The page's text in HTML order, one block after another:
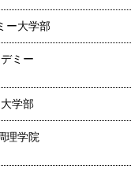
ー大学部
ミー
学部
理学院